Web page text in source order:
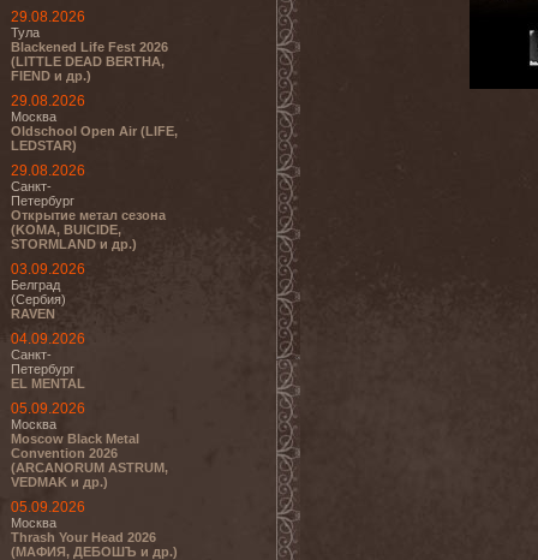
29.08.2026
Тула
Blackened Life Fest 2026
(LITTLE DEAD BERTHA,
FIEND и др.)
29.08.2026
Москва
Oldschool Open Air (LIFE,
LEDSTAR)
29.08.2026
Санкт-
Петербург
Открытие метал сезона
(KOMA, BUICIDE,
STORMLAND и др.)
03.09.2026
Белград
(Сербия)
RAVEN
04.09.2026
Санкт-
Петербург
EL MENTAL
05.09.2026
Москва
Moscow Black Metal
Convention 2026
(ARCANORUM ASTRUM,
VEDMAK и др.)
05.09.2026
Москва
Thrash Your Head 2026
(МАФИЯ, ДЕБОШЪ и др.)